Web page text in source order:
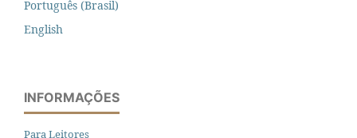
Português (Brasil)
English
INFORMAÇÕES
Para Leitores